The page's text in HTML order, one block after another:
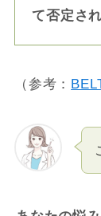
て否定さ
（参考：